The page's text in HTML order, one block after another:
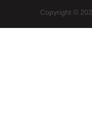
Copyright ©